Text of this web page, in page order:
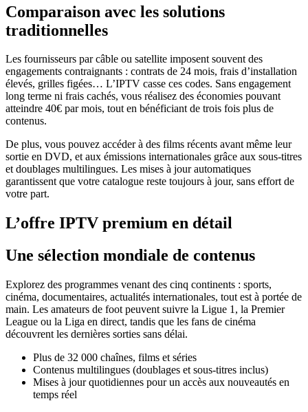
Comparaison avec les solutions
traditionnelles
Les fournisseurs par câble ou satellite imposent souvent des
engagements contraignants : contrats de 24 mois, frais d’installation
élevés, grilles figées… L’IPTV casse ces codes. Sans engagement
long terme ni frais cachés, vous réalisez des économies pouvant
atteindre 40€ par mois, tout en bénéficiant de trois fois plus de
contenus.
De plus, vous pouvez accéder à des films récents avant même leur
sortie en DVD, et aux émissions internationales grâce aux sous-titres
et doublages multilingues. Les mises à jour automatiques
garantissent que votre catalogue reste toujours à jour, sans effort de
votre part.
L’offre IPTV premium en détail
Une sélection mondiale de contenus
Explorez des programmes venant des cinq continents : sports,
cinéma, documentaires, actualités internationales, tout est à portée de
main. Les amateurs de foot peuvent suivre la Ligue 1, la Premier
League ou la Liga en direct, tandis que les fans de cinéma
découvrent les dernières sorties sans délai.
Plus de 32 000 chaînes, films et séries
Contenus multilingues (doublages et sous-titres inclus)
Mises à jour quotidiennes pour un accès aux nouveautés en
temps réel